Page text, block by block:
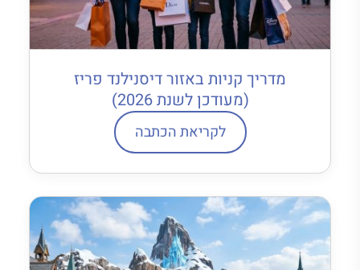
מדריך קניות באזור דיסנילנד פריז
(מעודכן לשנת 2026)
לקריאת הכתבה